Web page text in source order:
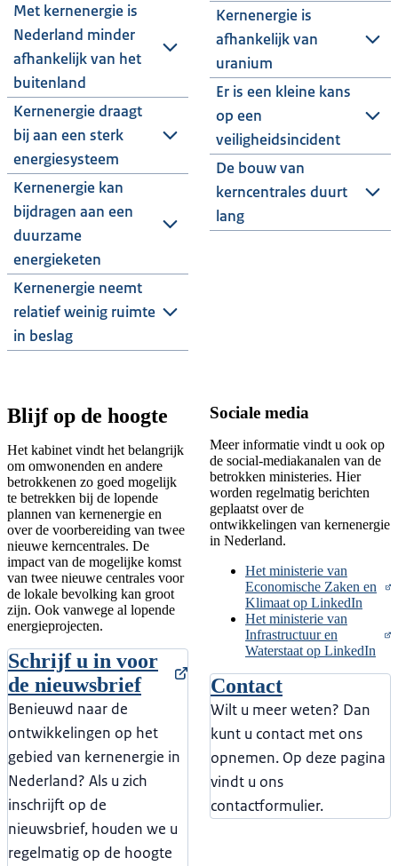
Met kernenergie is
Nederland minder
afhankelijk van het
buitenland
Kernenergie draagt
bij aan een sterk
energiesysteem
Kernenergie kan
bijdragen aan een
duurzame
energieketen
Kernenergie neemt
relatief weinig ruimte
in beslag
Kernenergie is
afhankelijk van
uranium
Er is een kleine kans
op een
veiligheidsincident
De bouw van
kerncentrales duurt
lang
Blijf op de hoogte
Het kabinet vindt het belangrijk
om omwonenden en andere
betrokkenen zo goed mogelijk
te betrekken bij de lopende
plannen van kernenergie en
over de voorbereiding van twee
nieuwe kerncentrales. De
impact van de mogelijke komst
van twee nieuwe centrales voor
de lokale bevolking kan groot
zijn. Ook vanwege al lopende
energieprojecten.
Schrijf u in voor
de nieuwsbrief
Benieuwd naar de
ontwikkelingen op het
gebied van kernenergie in
Nederland? Als u zich
inschrijft op de
nieuwsbrief, houden we u
regelmatig op de hoogte
Sociale media
Meer informatie vindt u ook op
de social-mediakanalen van de
betrokken ministeries. Hier
worden regelmatig berichten
geplaatst over de
ontwikkelingen van kernenergie
in Nederland.
Het ministerie van
Economische Zaken en
Klimaat op LinkedIn
Het ministerie van
Infrastructuur en
Waterstaat op LinkedIn
Contact
Wilt u meer weten? Dan
kunt u contact met ons
opnemen. Op deze pagina
vindt u ons
contactformulier.